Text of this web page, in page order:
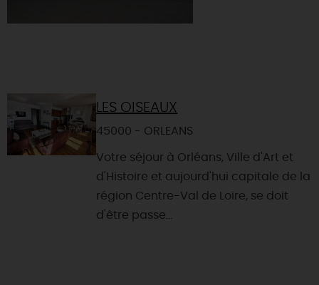
LES OISEAUX
45000 - ORLEANS
Votre séjour à Orléans, Ville d'Art et
d'Histoire et aujourd'hui capitale de la
région Centre-Val de Loire, se doit
d'être passe...